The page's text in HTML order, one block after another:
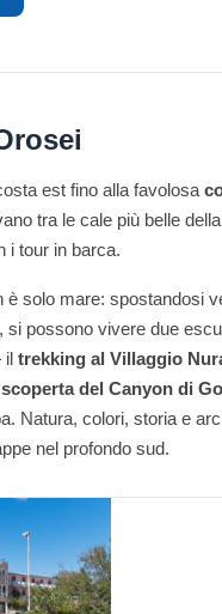
est fino alla favolosa
tra le cale più belle
i tour in barca.
è solo mare: spostandosi
, si possono vivere due
il trekking al Villaggio
scoperta del Canyon di
Natura, colori, storia e
nel profondo sud.